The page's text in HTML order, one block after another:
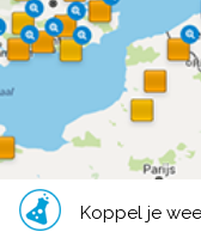
Koppel je